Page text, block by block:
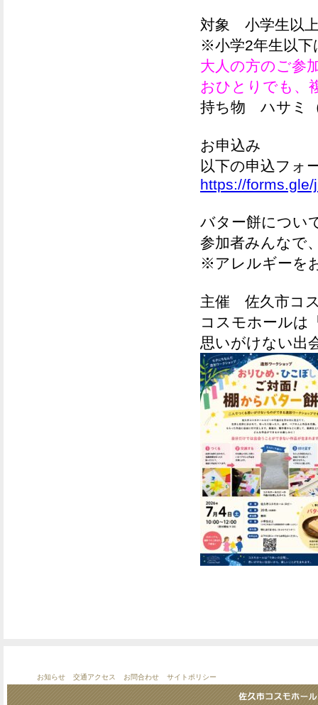
対象 小学生以
※小学2年生以下
大人の方のご参
おひとりでも、
持ち物 ハサミ
お申込み
以下の申込フォ
https://
バター餅につい
参加者みんなで
※アレルギーを
主催 佐久市コ
コスモホールは
思いがけない出
お知らせ 交通アクセス お問合わせ サイトポリシー